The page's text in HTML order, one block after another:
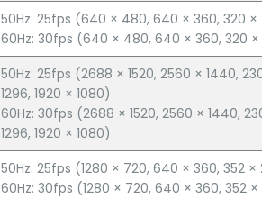
50Hz: 25fps (640 × 480, 640 × 360, 320
60Hz: 30fps (640 × 480, 640 × 360, 320
50Hz: 25fps (2688 × 1520, 2560 × 1440,
1296, 1920 × 1080)
60Hz: 30fps (2688 × 1520, 2560 × 1440,
1296, 1920 × 1080)
50Hz: 25fps (1280 × 720, 640 × 360, 352
60Hz: 30fps (1280 × 720, 640 × 360, 352